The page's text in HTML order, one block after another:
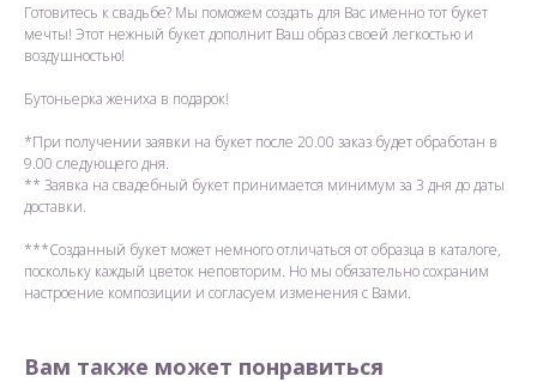
Готовитесь к свадьбе? Мы поможем создать для Вас именно тот букет
мечты! Этот нежный букет дополнит Ваш образ своей легкостью и
воздушностью!
Бутоньерка жениха в подарок!
*При получении заявки на букет после 20.00 заказ будет обработан в
9.00 следующего дня.
** Заявка на свадебный букет принимается минимум за 3 дня до даты
доставки.
***Созданный букет может немного отличаться от образца в каталоге,
поскольку каждый цветок неповторим. Но мы обязательно сохраним
настроение композиции и согласуем изменения с Вами.
Вам также может понравиться